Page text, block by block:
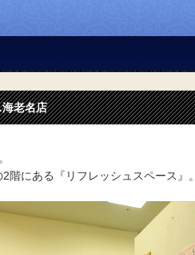
老名店
階にある『リフレッシュスペース』。